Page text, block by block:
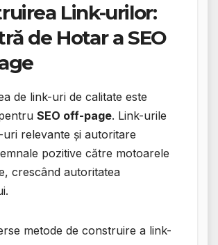
Link-urilor:
de Hotar a SEO
de link-uri de calitate este
SEO off-page. Link-urile
uri relevante și autoritare
pozitive către motoarele
crescând autoritatea
metode de construire a link-